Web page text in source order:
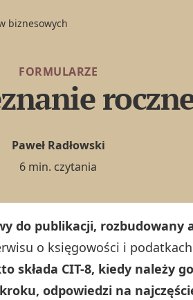
biznesowych
FORMULARZE
Paweł Radłowski
6 min. czytania
do publikacji, rozbudowany
o księgowości i
składa CIT-8, kiedy należy
odpowiedzi na